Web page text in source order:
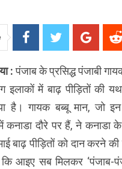
:पंजाब के प्रसिद्ध पंजाबी
में बाढ़ पीड़ितों की
है। गायक बब्बू मान, जो
कनाडा दौरे पर हैं, ने कनाडा
बाढ़ पीड़ितों को दान करने
आइए सब मिलकर ‘पंजाब-